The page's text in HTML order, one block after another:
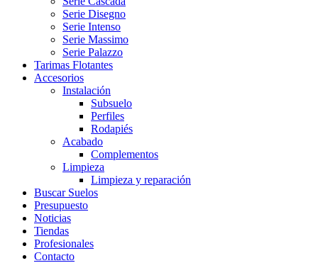
Serie Disegno
Serie Intenso
Serie Massimo
Serie Palazzo
Tarimas Flotantes
Accesorios
Instalación
Subsuelo
Perfiles
Rodapiés
Acabado
Complementos
Limpieza
Limpieza y reparación
Buscar Suelos
Presupuesto
Noticias
Tiendas
Profesionales
Contacto